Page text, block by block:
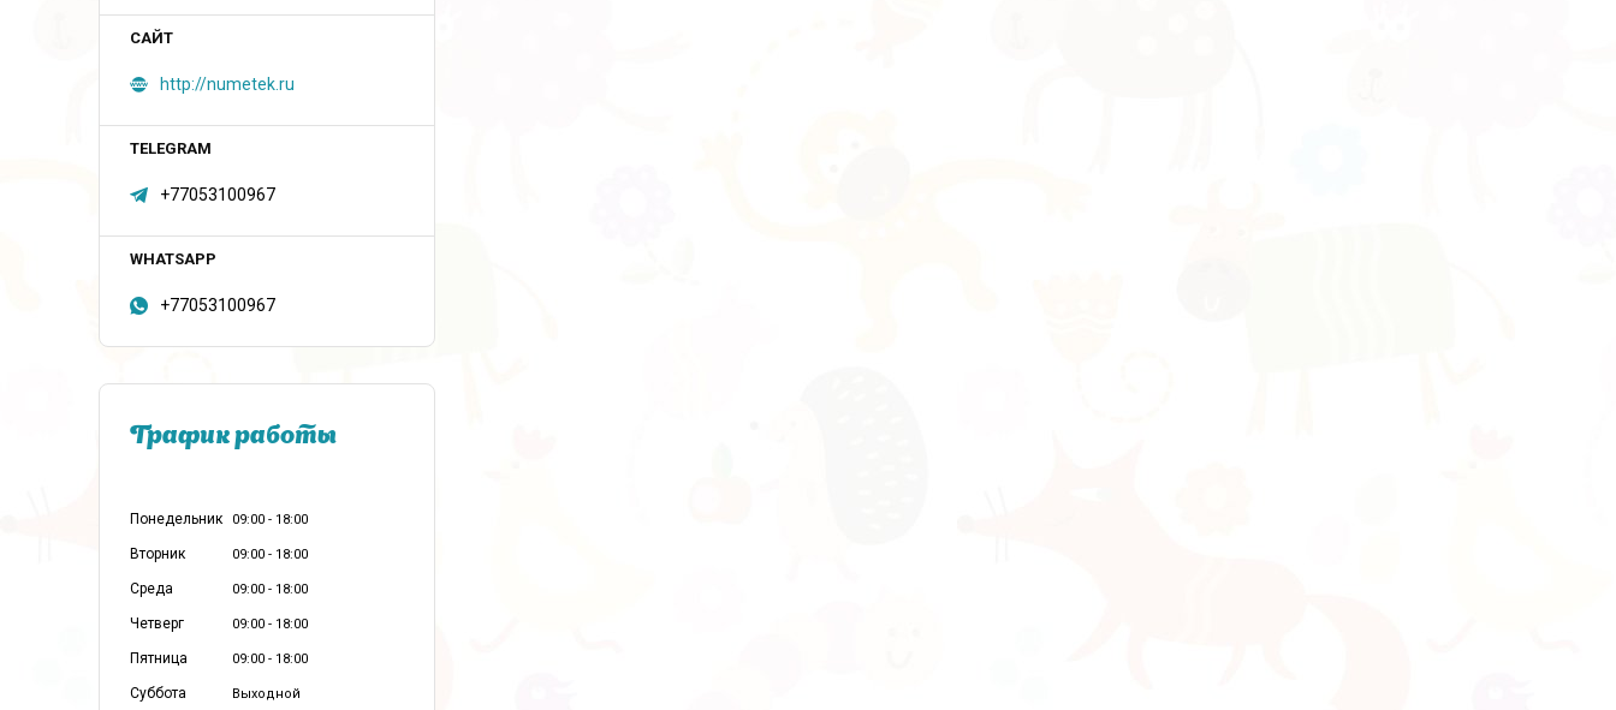
http://numetek.ru
+77053100967
+77053100967
График работы
Понедельник 09:00 18:00
Вторник 09:00 18:00
Среда 09:00 18:00
Четверг 09:00 18:00
Пятница 09:00 18:00
Суббота Выходной